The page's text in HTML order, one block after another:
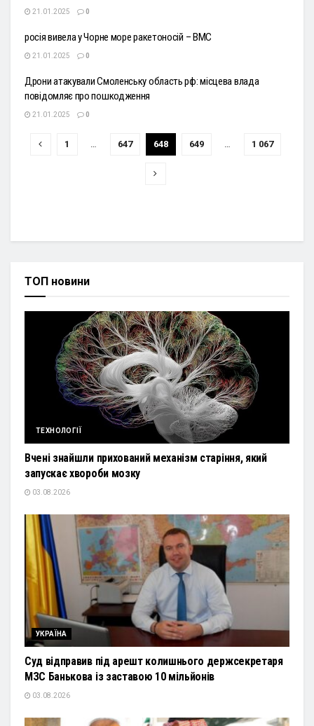
21.01.2025 0
росія вивела у Чорне море ракетоносій – ВМС
21.01.2025 0
Дрони атакували Смоленську область рф: місцева влада
повідомляє про пошкодження
21.01.2025 0
1 647 648 649 1 067
ТОП новини
ТЕХНОЛОГІЇ
Вчені знайшли прихований механізм старіння, який
запускає хвороби мозку
03.08.2026
УКРАЇНА
Суд відправив під арешт колишнього держсекретаря
МЗС Банькова із заставою 10 мільйонів
03.08.2026